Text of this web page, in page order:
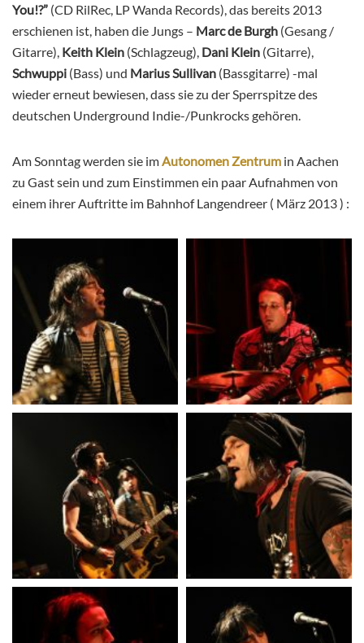
You!?” (CD RilRec, LP Wanda Records), das bereits 2013
erschienen ist, haben die Jungs – Marc de Burgh (Gesang /
Gitarre), Keith Klein (Schlagzeug), Dani Klein (Gitarre),
Schwuppi (Bass) und Marius Sullivan (Bassgitarre) -mal
wieder erneut bewiesen, dass sie zu der Sperrspitze des
deutschen Underground Indie-/Punkrocks gehören.
Am Sonntag werden sie im Autonomen Zentrum in Aachen
zu Gast sein und zum Einstimmen ein paar Aufnahmen von
einem ihrer Auftritte im Bahnhof Langendreer ( März 2013 ) :